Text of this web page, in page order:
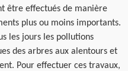
être effectués de manière
plus ou moins importants.
les jours les pollutions
des arbres aux alentours et
Pour effectuer ces travaux,